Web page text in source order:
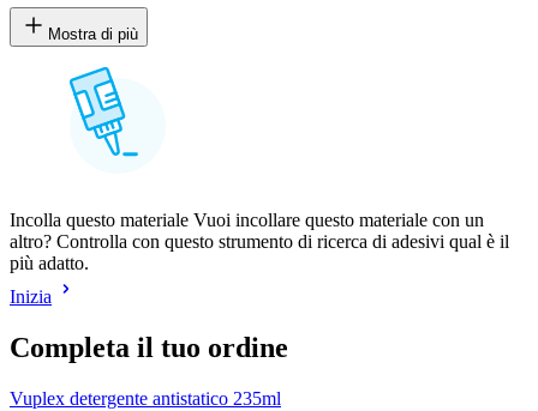
Mostra di più
Incolla questo materiale Vuoi incollare questo materiale con un
altro? Controlla con questo strumento di ricerca di adesivi qual è il
più adatto.
Inizia
Completa il tuo ordine
Vuplex detergente antistatico 235ml